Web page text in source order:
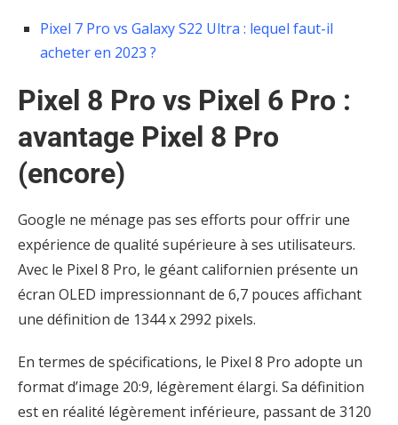
Pixel 7 Pro vs Galaxy S22 Ultra : lequel faut-il
acheter en 2023 ?
Pixel 8 Pro vs Pixel 6 Pro :
avantage Pixel 8 Pro
(encore)
Google ne ménage pas ses efforts pour offrir une
expérience de qualité supérieure à ses utilisateurs.
Avec le Pixel 8 Pro, le géant californien présente un
écran OLED impressionnant de 6,7 pouces affichant
une définition de 1344 x 2992 pixels.
En termes de spécifications, le Pixel 8 Pro adopte un
format d’image 20:9, légèrement élargi. Sa définition
est en réalité légèrement inférieure, passant de 3120